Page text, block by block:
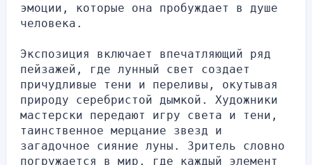
эмоции, которые она пробуждает в душе
человека.
Экспозиция включает впечатляющий ряд
пейзажей, где лунный свет создает
причудливые тени и переливы, окутывая
природу серебристой дымкой. Художники
мастерски передают игру света и тени,
таинственное мерцание звезд и
загадочное сияние луны. Зритель словно
погружается в мир, где каждый элемент